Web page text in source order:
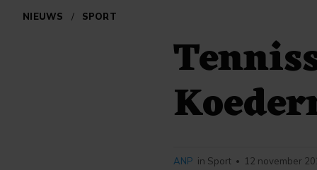
NIEUWS / SPORT
ANP in Sport • 12 november